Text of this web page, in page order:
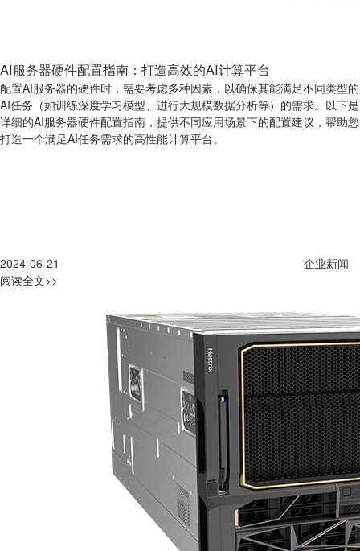
AI服务器硬件配置指南：打造高效的AI计算平台
配置AI服务器的硬件时，需要考虑多种因素，以确保其能满足不同类型的
AI任务（如训练深度学习模型、进行大规模数据分析等）的需求。以下是
详细的AI服务器硬件配置指南，提供不同应用场景下的配置建议，帮助您
打造一个满足AI任务需求的高性能计算平台。
2024-06-21
企业新闻
阅读全文>>